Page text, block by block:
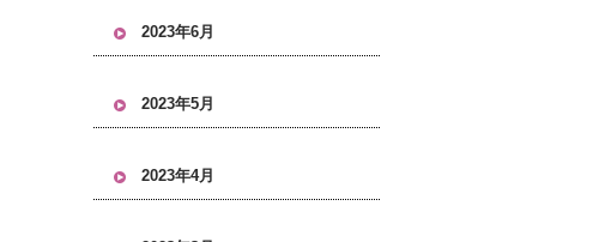
2023年6月
2023年5月
2023年4月